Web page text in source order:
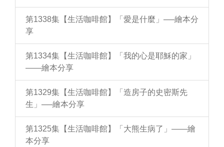
第1338集【生活咖啡館】「愛是什麼」──繪本分
享
第1334集【生活咖啡館】「我的心是耶穌的家」
——繪本分享
第1329集【生活咖啡館】「造房子的史密斯先
生」──繪本分享
第1325集【生活咖啡館】「大熊生病了」——繪
本分享